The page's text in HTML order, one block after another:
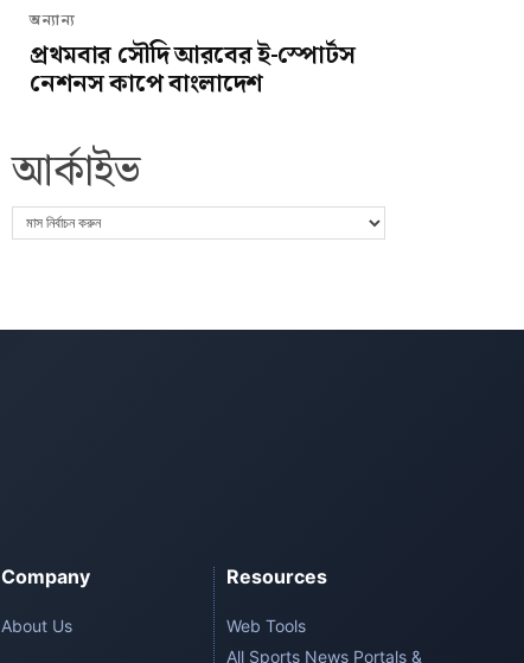
অন্যান্য
প্রথমবার সৌদি আরবের ই-স্পোর্টস
নেশনস কাপে বাংলাদেশ
আর্কাইভ
Company
About Us
Resources
Web Tools
All Sports News Portals &